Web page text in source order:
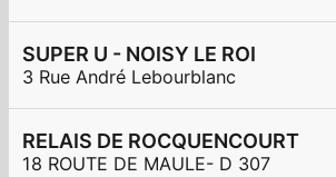
SUPER U - NOISY LE ROI
3 Rue André Lebourblanc
RELAIS DE ROCQUENCOURT
18 ROUTE DE MAULE- D 307